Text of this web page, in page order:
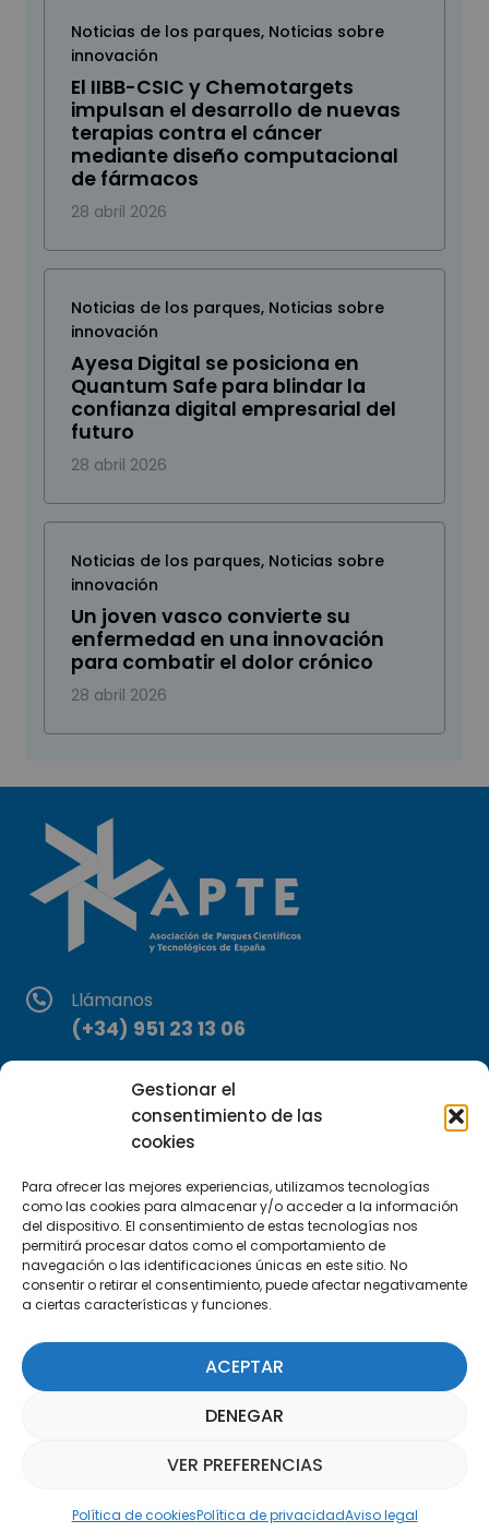
Gestionar el
consentimiento de las
cookies
Para ofrecer las mejores experiencias, utilizamos tecnologías
como las cookies para almacenar y/o acceder a la información
del dispositivo. El consentimiento de estas tecnologías nos
permitirá procesar datos como el comportamiento de
navegación o las identificaciones únicas en este sitio. No
consentir o retirar el consentimiento, puede afectar negativamente
a ciertas características y funciones.
ACEPTAR
DENEGAR
VER PREFERENCIAS
Política de cookiesPolítica de privacidadAviso legal
Noticias de los parques, Noticias sobre
innovación
El IIBB-CSIC y Chemotargets
impulsan el desarrollo de nuevas
terapias contra el cáncer
mediante diseño computacional
de fármacos
28 abril 2026
Noticias de los parques, Noticias sobre
innovación
Ayesa Digital se posiciona en
Quantum Safe para blindar la
confianza digital empresarial del
futuro
28 abril 2026
Noticias de los parques, Noticias sobre
innovación
Un joven vasco convierte su
enfermedad en una innovación
para combatir el dolor crónico
28 abril 2026
Llámanos
(+34) 951 23 13 06
Escríbenos
info@apte.org
C/Marie Curie, 35
29590 Campanillas, Málaga
Suscríbete a nuestra Newsletter
SUSCRÍBETE AQUÍ